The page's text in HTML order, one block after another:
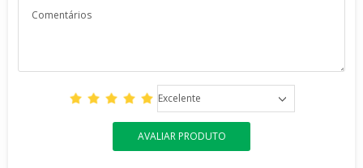
Excelente
AVALIAR PRODUTO